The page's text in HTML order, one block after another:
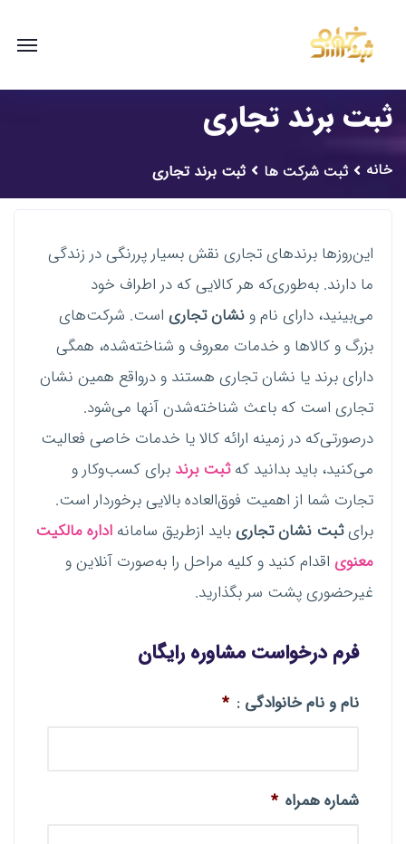
ثبت برند تجاری
خانه ثبت شرکت ها ثبت برند تجاری
این‌روزها برندهای تجاری نقش بسیار پررنگی در زندگی
ما دارند. به‌طوری‌که هر کالایی که در اطراف خود
می‌بینید، دارای نام و نشان تجاری است. شرکت‌های
بزرگ و کالاها و خدمات معروف و شناخته‌شده، همگی
دارای برند یا نشان تجاری هستند و درواقع همین نشان
تجاری است که باعث شناخته‌شدن آنها می‌شود.
درصورتی‌که در زمینه ارائه کالا یا خدمات خاصی فعالیت
می‌کنید، باید بدانید کهثبت برند برای کسب‌وکار و
تجارت شما از اهمیت فوق‌العاده بالایی برخوردار است.
برایثبت نشان تجاریباید ازطریق سامانه اداره مالکیت
معنوی اقدام کنید و کلیه مراحل را به‌صورت آنلاین و
غیرحضوری پشت سر بگذارید.
فرم درخواست مشاوره رایگان
نام و نام خانوادگی : *
شماره همراه *